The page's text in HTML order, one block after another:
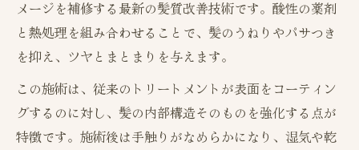
メージを補修する最新の髪質改善技術です。酸性の薬剤
と熱処理を組み合わせることで、髪のうねりやパサつき
を抑え、ツヤとまとまりを与えます。
この施術は、従来のトリートメントが表面をコーティン
グするのに対し、髪の内部構造そのものを強化する点が
特徴です。施術後は手触りがなめらかになり、湿気や乾